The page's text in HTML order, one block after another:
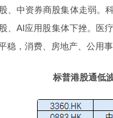
、中资券商股集体走弱。
、AI应用股集体下挫。医
稳，消费、房地产、公用
标普港股通低